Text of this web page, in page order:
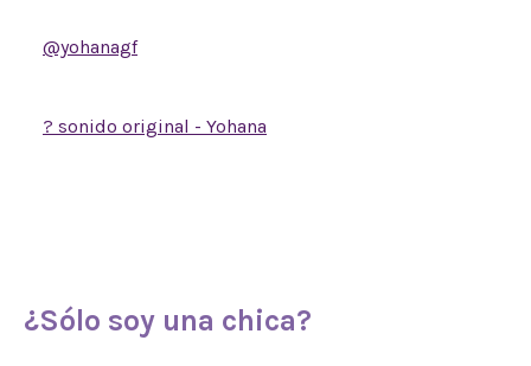
@yohanagf
? sonido original - Yohana
¿Sólo soy una chica?